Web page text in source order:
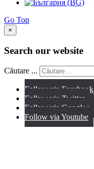
Go Top
×
Search our website
Căutare ...
Follow via Facebook
Follow via Twitter
Follow via Google+
Follow via Youtube